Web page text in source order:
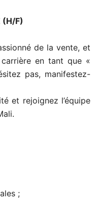
(H/F)
de la vente, et
en tant que «
pas, manifestez-
et rejoignez l’équipe
;